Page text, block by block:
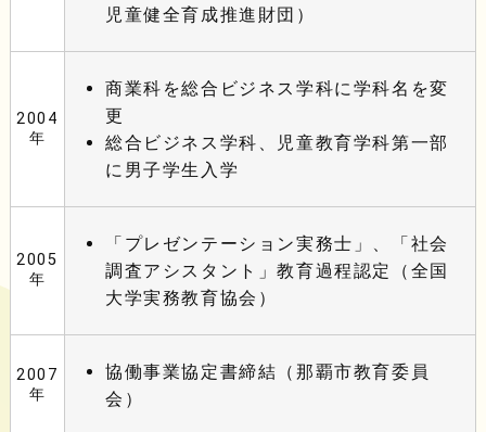
児童健全育成推進財団）
2004
年
商業科を総合ビジネス学科に学科名を変
更
総合ビジネス学科、児童教育学科第一部
に男子学生入学
2005
年
「プレゼンテーション実務士」、「社会
調査アシスタント」教育過程認定（全国
大学実務教育協会）
2007
年
協働事業協定書締結（那覇市教育委員
会）